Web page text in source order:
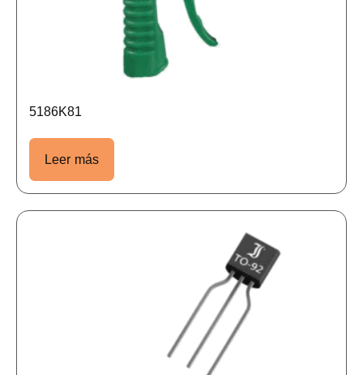
5186K81
Leer más